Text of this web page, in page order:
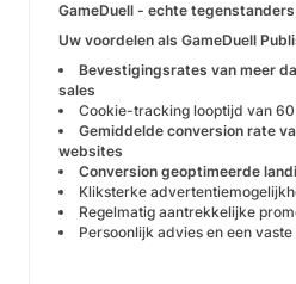
GameDuell - echte
Uw voordelen als GameDuell
Bevestigingsrates van meer
sales
Cookie-tracking looptijd van
Gemiddelde conversion rate
websites
Conversion geoptimeerde
Kliksterke
Regelmatig aantrekkelijke
Persoonlijk advies en een